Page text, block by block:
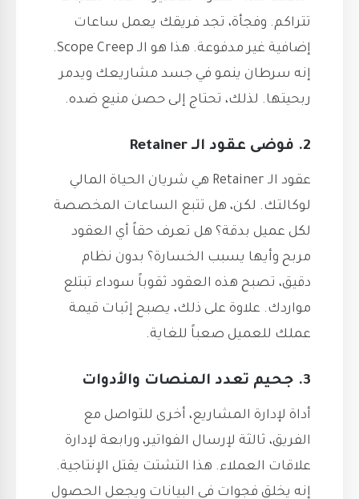
تتراكم. وفجأة، تجد فريقك يعمل ساعات
إضافية غير مدفوعة. هذا هو الـ Scope Creep.
إنه سرطان ينمو في جسد مشاريعك ويدمر
ربحيتها. لذلك، تحتاج إلى حصن منيع ضده.
2. فوضى عقود الـ Retainer
عقود الـ Retainer هي شريان الحياة المالي
لوكالتك. لكن، هل تتبع الساعات المخصصة
لكل عميل بدقة؟ هل تعرف حقاً أي العقود
مربح وأيها يسبب الخسارة؟ بدون نظام
دقيق، تصبح هذه العقود ثقوباً سوداء تبتلع
مواردك. علاوة على ذلك، يصبح إثبات قيمة
عملك للعميل صعباً للغاية.
3. جحيم تعدد المنصات والأدوات
أداة لإدارة المشاريع، أخرى للتواصل مع
الفريق، ثالثة لإرسال الفواتير، ورابعة لإدارة
علاقات العملاء. هذا التشتت يقتل الإنتاجية.
إنه يخلق فجوات في البيانات ويجعل الحصول